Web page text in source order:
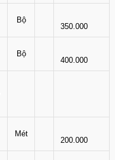
Bộ
350.000
Bộ
400.000
Mét
200.000